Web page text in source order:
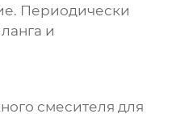
Периодически
и
смесителя для